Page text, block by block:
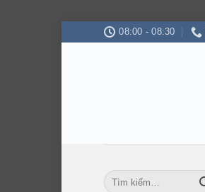
08:00 - 08:30
Tìm
kiếm: